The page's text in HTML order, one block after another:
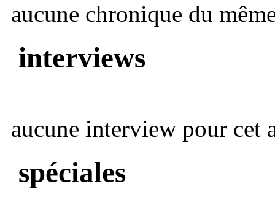
aucune chronique du
interviews
aucune interview pour cet
spéciales